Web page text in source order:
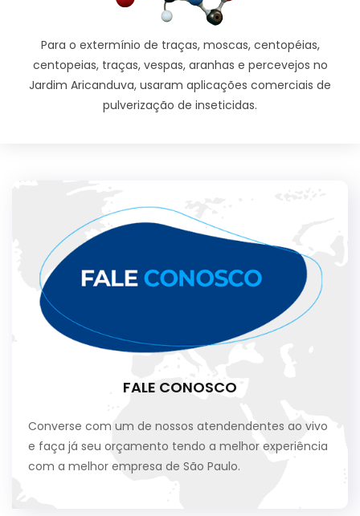
Para o extermínio de traças, moscas, centopéias,
centopeias, traças, vespas, aranhas e percevejos no
Jardim Aricanduva, usaram aplicações comerciais de
pulverização de inseticidas.
FALE CONOSCO
Converse com um de nossos atendendentes ao vivo
e faça já seu orçamento tendo a melhor experiência
com a melhor empresa de São Paulo.